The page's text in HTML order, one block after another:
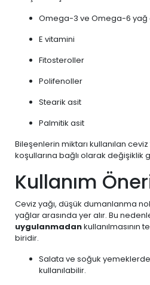
Omega-3 ve Omega-6 yağ
E vitamini
Fitosteroller
Polifenoller
Stearik asit
Palmitik asit
Bileşenlerin miktarı kullanılan
koşullarına bağlı olarak değişiklik
Kullanım
Ceviz yağı, düşük dumanlanma
yağlar arasında yer alır. Bu
uygulanmadankullanılmasının
biridir.
Salata ve soğuk
kullanılabilir.